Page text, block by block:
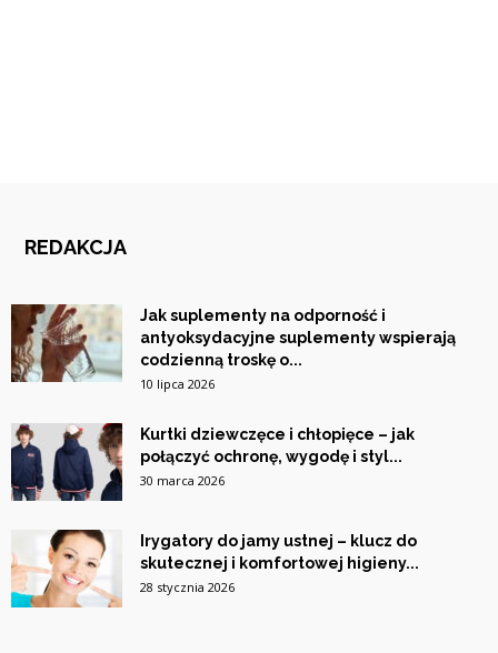
REDAKCJA
Jak suplementy na odporność i
antyoksydacyjne suplementy wspierają
codzienną troskę o...
10 lipca 2026
Kurtki dziewczęce i chłopięce – jak
połączyć ochronę, wygodę i styl...
30 marca 2026
Irygatory do jamy ustnej – klucz do
skutecznej i komfortowej higieny...
28 stycznia 2026